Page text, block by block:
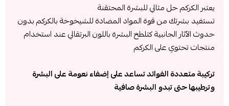
يعتبر الكركم حل مثالي للبشرة المحتقنة
تستفيد بشرتك من قوة المواد المضادة للشيخوخة بالكركم بدون
حدوث الآثار الجانبية كتلطخ البشرة باللون البرتقالي عند استخدام
منتجات تحتوي على الكركم
تركيبة متعددة الفوائد تساعد على إضفاء نعومة على البشرة
وترطيبها حتى تبدو البشرة صافية